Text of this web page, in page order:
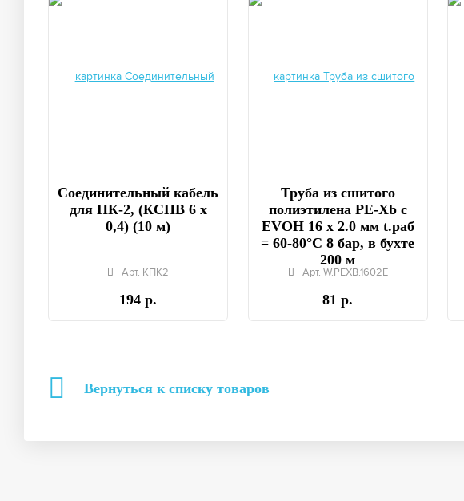
Соединительный кабель
для ПК-2, (КСПВ 6 х
0,4) (10 м)
Арт. КПК2
194 р.
Труба из сшитого
полиэтилена PE-Xb с
EVOH 16 x 2.0 мм t.раб
= 60-80°C 8 бар, в бухте
200 м
Арт. W.PEXB.1602E
81 р.
Вернуться к списку товаров